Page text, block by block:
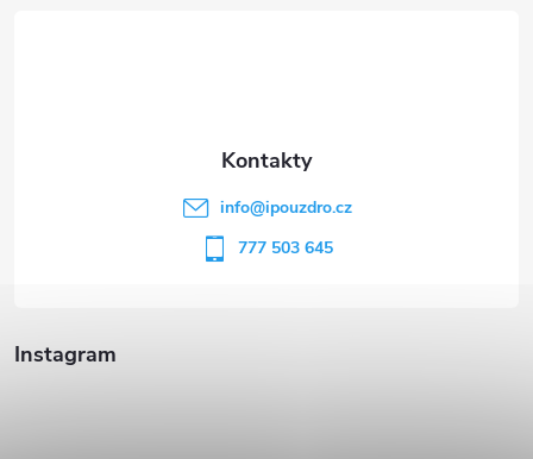
Instagram
info@ipouzdro.cz
777 503 645